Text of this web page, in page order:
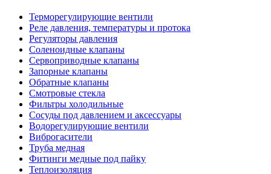
Терморегулирующие вентили
Реле давления, температуры и протока
Регуляторы давления
Соленоидные клапаны
Сервоприводные клапаны
Запорные клапаны
Обратные клапаны
Смотровые стекла
Фильтры холодильные
Сосуды под давлением и аксессуары
Водорегулирующие вентили
Виброгасители
Труба медная
Фитинги медные под пайку
Теплоизоляция